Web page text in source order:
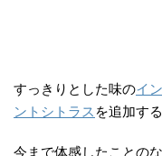
すっきりとした味のイ
ントシトラス を追加す
今まで体感したことの